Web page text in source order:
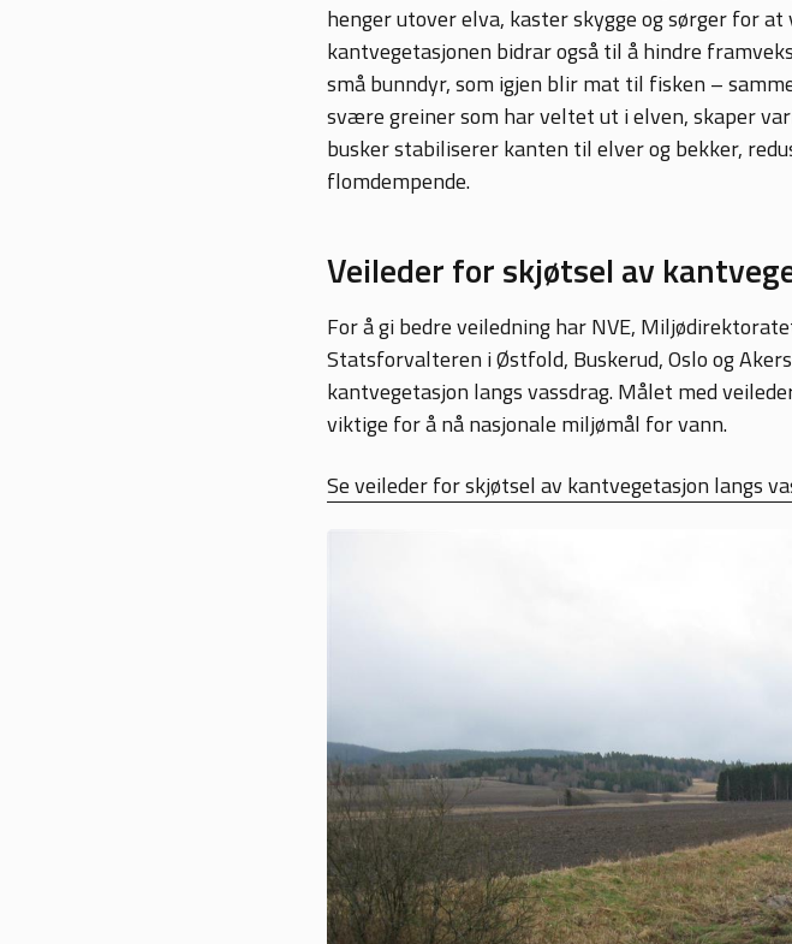
henger utover elva, kaster skygge og sørger for
kantvegetasjonen bidrar også til å hindre
små bunndyr, som igjen blir mat til fisken –
svære greiner som har veltet ut i elven, skaper
busker stabiliserer kanten til elver og bekker,
flomdempende.
Veileder for skjøtsel av
For å gi bedre veiledning har NVE,
Statsforvalteren i Østfold, Buskerud, Oslo og
kantvegetasjon langs vassdrag. Målet med
viktige for å nå nasjonale miljømål for vann.
Se veileder for skjøtsel av kantvegetasjon langs